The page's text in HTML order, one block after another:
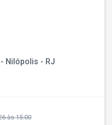
Nilópolis - RJ
às 15:00